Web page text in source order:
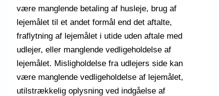
være manglende betaling af husleje, brug af
lejemålet til et andet formål end det aftalte,
fraflytning af lejemålet i utide uden aftale med
udlejer, eller manglende vedligeholdelse af
lejemålet. Misligholdelse fra udlejers side kan
være manglende vedligeholdelse af lejemålet,
utilstrækkelig oplysning ved indgåelse af